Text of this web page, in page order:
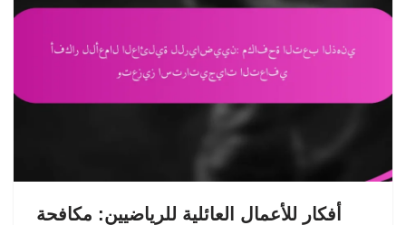
أفكار للأعمال العائلية للرياضيين: مكافحة